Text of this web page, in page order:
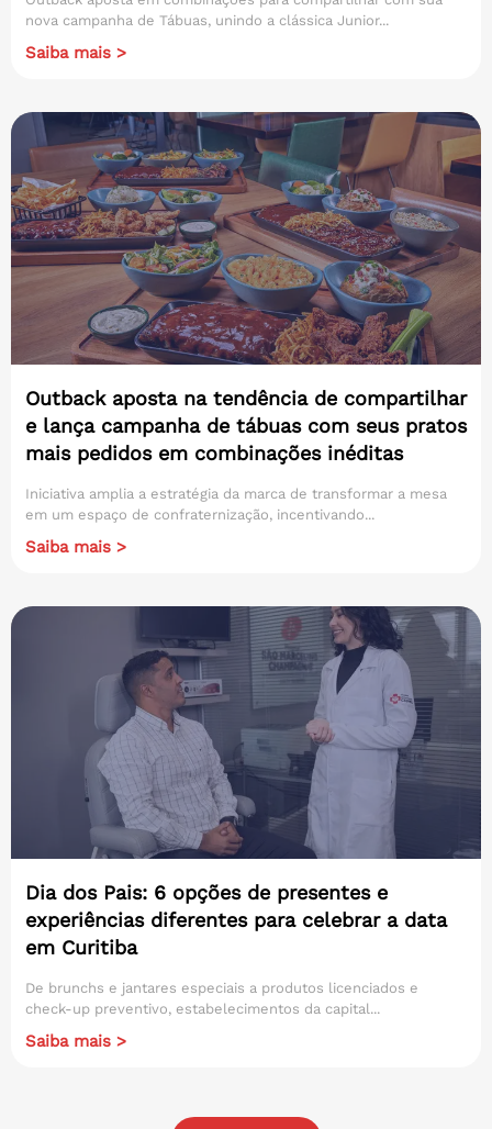
nova campanha de Tábuas, unindo a clássica Junior...
Saiba mais >
Outback aposta na tendência de compartilhar
e lança campanha de tábuas com seus pratos
mais pedidos em combinações inéditas
Iniciativa amplia a estratégia da marca de transformar a mesa
em um espaço de confraternização, incentivando...
Saiba mais >
Dia dos Pais: 6 opções de presentes e
experiências diferentes para celebrar a data
em Curitiba
De brunchs e jantares especiais a produtos licenciados e
check-up preventivo, estabelecimentos da capital...
Saiba mais >